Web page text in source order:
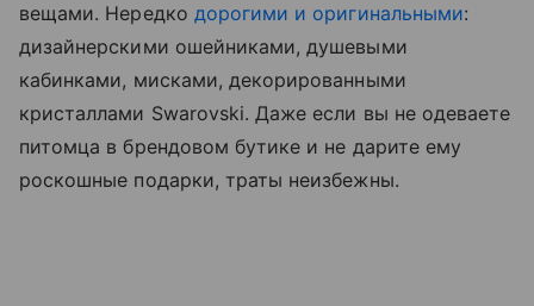
вещами. Нередко дорогими и оригинальными:
дизайнерскими ошейниками, душевыми
кабинками, мисками, декорированными
кристаллами Swarovski. Даже если вы не одеваете
питомца в брендовом бутике и не дарите ему
роскошные подарки, траты неизбежны.